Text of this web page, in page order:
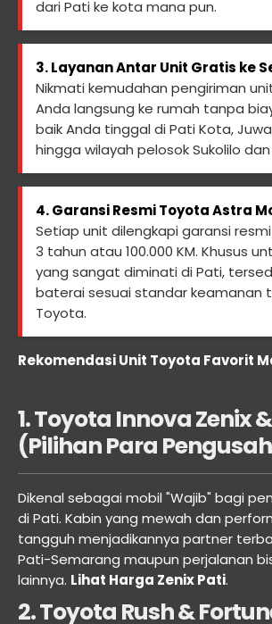
dari Pati ke kota mana pun.
3. Layanan Antar Unit Gratis ke
Nikmati kemudahan pengiriman
Anda langsung ke rumah tanpa
baik Anda tinggal di Pati Kota,
hingga wilayah pelosok Sukolilo dan
4. Garansi Resmi Toyota Astra
Setiap unit dilengkapi garansi
3 tahun atau 100.000 KM. Khusus
yang sangat diminati di Pati,
baterai sesuai standar keamanan
Toyota.
Rekomendasi Unit Toyota Favorit
1. Toyota Innova Zenix
(Pilihan Para
Dikenal sebagai mobil "Wajib" bagi
di Pati. Kabin yang mewah dan
tangguh menjadikannya partner
Pati-Semarang maupun perjalanan
lainnya. Lihat Harga Zenix Pati.
2. Toyota Rush &